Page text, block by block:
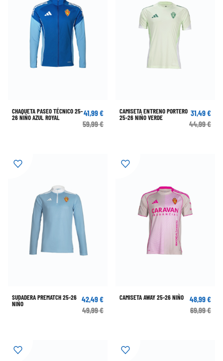
CHAQUETA PASEO TÉCNICO 25-
26 NIÑO AZUL ROYAL
41,99 €
59,99 €
CAMISETA ENTRENO PORTERO
25-26 NIÑO VERDE
31,49 €
44,99 €
SUDADERA PREMATCH 25-26
NIÑO
42,49 €
49,99 €
CAMISETA AWAY 25-26 NIÑO
48,99 €
69,99 €